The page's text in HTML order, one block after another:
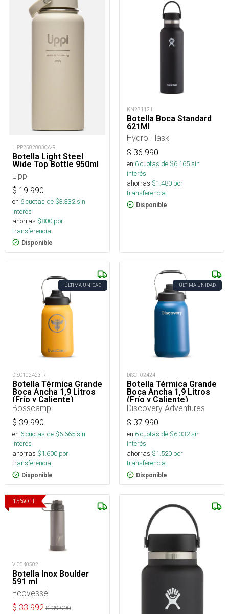
LIPP2502003CA-R
Botella Light Steel
Wide Top Bottle 950ml
Lippi
$ 19.990
en 6cuotas de $3.332sin
interés
ahorras $800 por
transferencia.
Disponible
KN271121
Botella Boca Standard
621Ml
Hydro Flask
$ 36.990
en 6cuotas de $6.165sin
interés
ahorras $1.480 por
transferencia.
Disponible
ÚLTIMA UNIDAD
DISC102423-R
Botella Térmica Grande
Boca Ancha 1,9 Litros
(Frío y Caliente)
Bosscamp
$ 39.990
en 6cuotas de $6.665sin
interés
ahorras $1.600 por
transferencia.
Disponible
ÚLTIMA UNIDAD
DISC102424
Botella Térmica Grande
Boca Ancha 1,9 Litros
(Frío y Caliente)
Discovery Adventures
$ 37.990
en 6cuotas de $6.332sin
interés
ahorras $1.520 por
transferencia.
Disponible
15%OFF
VIC040502
Botella Inox Boulder
591 ml
Ecovessel
$ 33.992 $39.990